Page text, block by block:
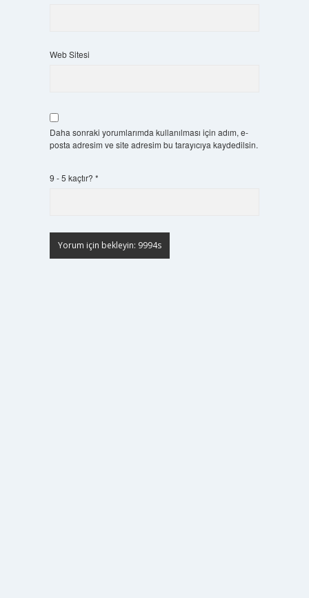
Web Sitesi
Daha sonraki yorumlarımda kullanılması için adım, e-
posta adresim ve site adresim bu tarayıcıya kaydedilsin.
9 - 5 kaçtır? *